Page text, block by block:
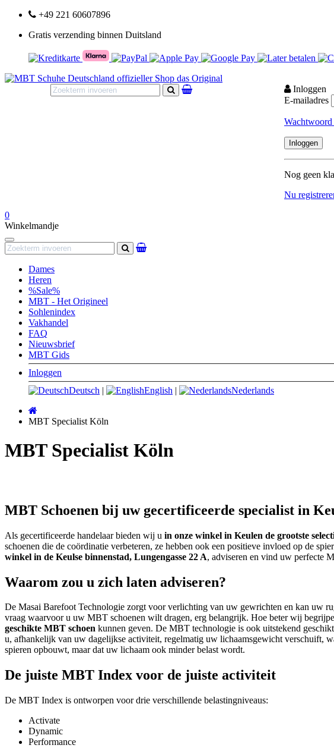
+49 221 60607896
Gratis verzending binnen Duitsland
Zoeken
Inloggen
E-mailadres
Wachtwoord
Nog geen
Nu
0
Winkelmandje
Navigation
Zoeken
Dames
Heren
%Sale%
MBT - Het Origineel
Sohlenindex
Vakhandel
FAQ
Nieuwsbrief
MBT Gids
Inloggen
Deutsch | English |
Nederlands
MBT Specialist Köln
MBT Specialist Köln
MBT Schoenen bij uw gecertificeerde specialist in
Als gecertificeerde handelaar bieden wij u in onze winkel in Keulen de grootste
schoenen die de coördinatie verbeteren, ze hebben ook een positieve invloed op de
winkel in de Keulse binnenstad, Lungengasse 22 A, adviseren en vind uw perfecte
Waarom zou u zich laten adviseren?
De Masai Barefoot Technologie zorgt voor verlichting van uw gewrichten en kan uw
vraag waarvoor u uw MBT schoenen wilt dragen, erg belangrijk. Hoe beter wij
geschikte MBT schoen kunnen geven. De MBT technologie is ook uitstekend
u, afhankelijk van uw dagelijkse activiteit, regelmatig uw lichaamsgewicht verschuift,
spieren opbouwt, maar dat uw lichaam ook minder belast wordt.
De juiste MBT Index voor de juiste activiteit
De MBT Index is ontworpen voor drie verschillende belastingniveaus:
Activate
Dynamic
Performance